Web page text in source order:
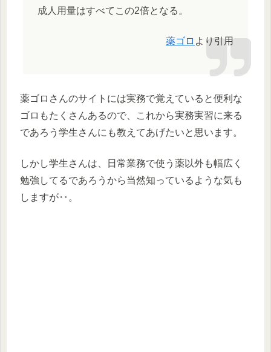
成人用量はすべてこの2倍となる。
薬ゴロ より引用
薬ゴロさんのサイトには実務で覚えていると便利な
ゴロもたくさんあるので、これから実務実習に来る
であろう学生さんにも教えてあげたいと思います。
しかし学生さんは、日常業務で使う薬以外も幅広く
勉強してるであろうから当然知っているような気も
しますが‥。